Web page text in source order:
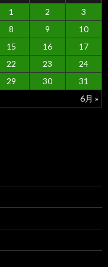
6月 »
1 2
3
8 9
10
15 16
17
22 23
24
29 30 31